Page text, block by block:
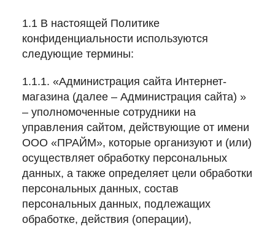
1.1 В настоящей Политике
конфиденциальности используются
следующие термины:
1.1.1. «Администрация сайта Интернет-
магазина (далее – Администрация сайта) »
– уполномоченные сотрудники на
управления сайтом, действующие от имени
ООО «ПРАЙМ», которые организуют и (или)
осуществляет обработку персональных
данных, а также определяет цели обработки
персональных данных, состав
персональных данных, подлежащих
обработке, действия (операции),